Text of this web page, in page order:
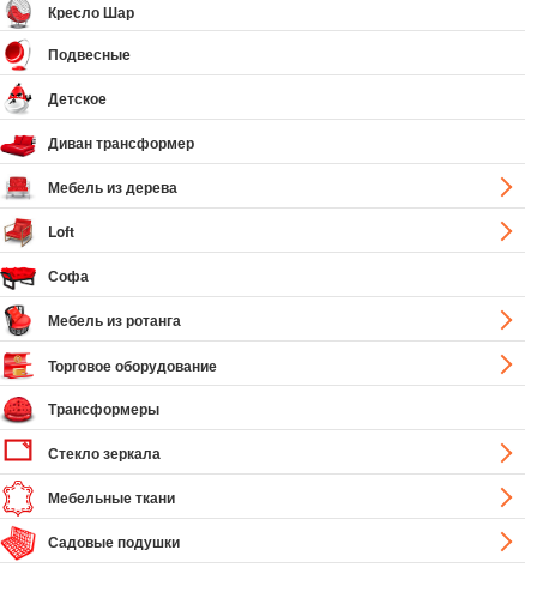
Кресло Шар
Подвесные
Детское
Диван трансформер
Мебель из дерева
Loft
Софа
Мебель из ротанга
Торговое оборудование
Трансформеры
Стекло зеркала
Мебельные ткани
Садовые подушки